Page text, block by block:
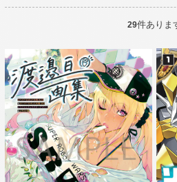
29件ありま